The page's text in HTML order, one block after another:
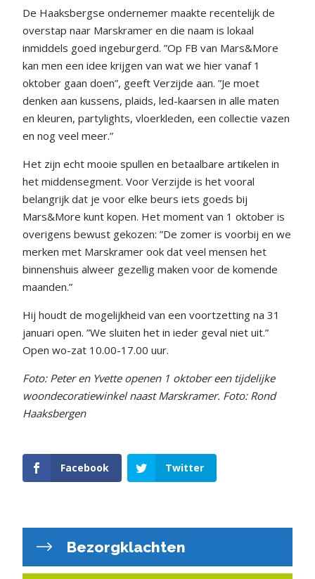
De Haaksbergse ondernemer maakte recentelijk de
overstap naar Marskramer en die naam is lokaal
inmiddels goed ingeburgerd. ”Op FB van Mars&More
kan men een idee krijgen van wat we hier vanaf 1
oktober gaan doen”, geeft Verzijde aan. ”Je moet
denken aan kussens, plaids, led-kaarsen in alle maten
en kleuren, partylights, vloerkleden, een collectie vazen
en nog veel meer.”
Het zijn echt mooie spullen en betaalbare artikelen in
het middensegment. Voor Verzijde is het vooral
belangrijk dat je voor elke beurs iets goeds bij
Mars&More kunt kopen. Het moment van 1 oktober is
overigens bewust gekozen: ”De zomer is voorbij en we
merken met Marskramer ook dat veel mensen het
binnenshuis alweer gezellig maken voor de komende
maanden.”
Hij houdt de mogelijkheid van een voortzetting na 31
januari open. ”We sluiten het in ieder geval niet uit.”
Open wo-zat 10.00-17.00 uur.
Foto: Peter en Yvette openen 1 oktober een tijdelijke
woondecoratiewinkel naast Marskramer. Foto: Rond
Haaksbergen
Facebook Twitter
Bezorgklachten